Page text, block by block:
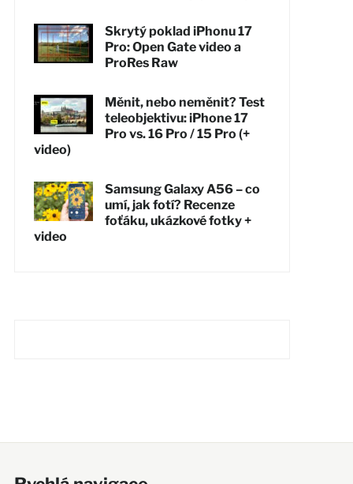
Skrytý poklad iPhonu 17
Pro: Open Gate video a
ProRes Raw
Měnit, nebo neměnit? Test
teleobjektivu: iPhone 17
Pro vs. 16 Pro / 15 Pro (+
video)
Samsung Galaxy A56 – co
umí, jak fotí? Recenze
foťáku, ukázkové fotky +
video